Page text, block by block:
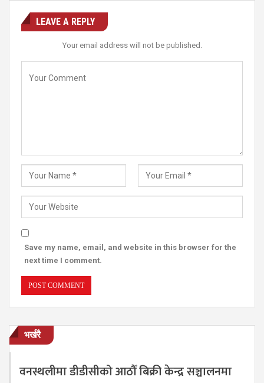
LEAVE A REPLY
Your email address will not be published.
Save my name, email, and website in this browser for the
next time I comment.
भर्खरै
वनस्थलीमा डीडीसीको आठौँ बिक्री केन्द्र सञ्चालनमा